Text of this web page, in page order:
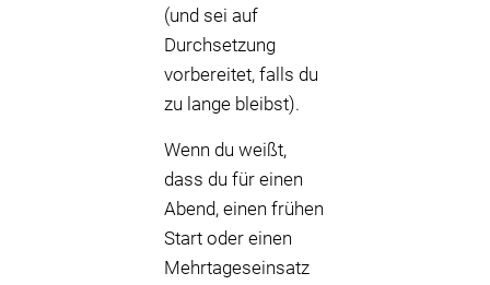
(und sei auf
Durchsetzung
vorbereitet, falls du
zu lange bleibst).
Wenn du weißt,
dass du für einen
Abend, einen frühen
Start oder einen
Mehrtageseinsatz